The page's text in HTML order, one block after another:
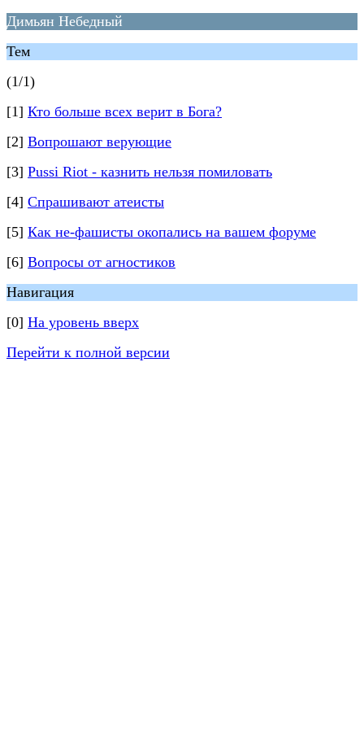
Димьян Небедный
Тем
(1/1)
[1] Кто больше всех верит в Бога?
[2] Вопрошают верующие
[3] Pussi Riot - казнить нельзя помиловать
[4] Спрашивают атеисты
[5] Как не-фашисты окопались на вашем форуме
[6] Вопросы от агностиков
Навигация
[0] На уровень вверх
Перейти к полной версии